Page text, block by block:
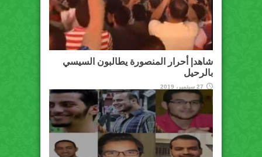
شاهد| أحرار المنصورة يطالبون السيسي
بالرحيل
27 سبتمبر، 2019